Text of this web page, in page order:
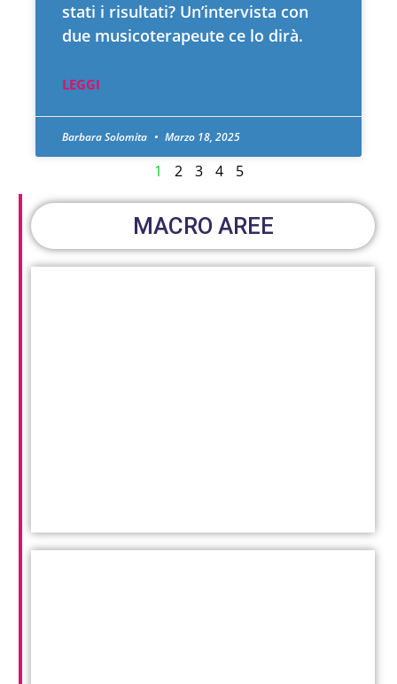
stati i risultati? Un’intervista con
due musicoterapeute ce lo dirà.
LEGGI
Barbara Solomita Marzo 18, 2025
1 2 3 4 5
MACRO AREE